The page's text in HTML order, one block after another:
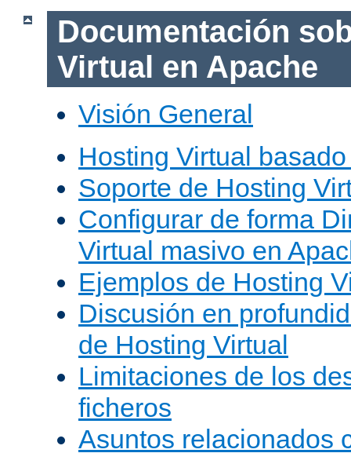
Documentación
Virtual en Apache
Visión General
Hosting Virtual
Soporte de Hosting
Configurar de forma
Virtual masivo en
Ejemplos de Hosting
Discusión en
de Hosting Virtual
Limitaciones de los
ficheros
Asuntos relacionados